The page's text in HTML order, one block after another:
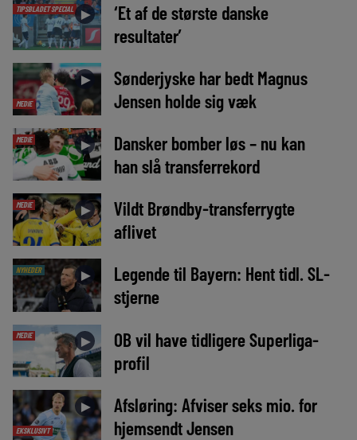
TIPSBLADET SPECIAL ►
‘Et af de største danske
resultater’
MEDIE
►
Sønderjyske har bedt Magnus
Jensen holde sig væk
MEDIE ►
Dansker bomber løs – nu kan
han slå transferrekord
MEDIE ►
Vildt Brøndby-transferrygte
aflivet
NYHEDER ►
Legende til Bayern: Hent tidl. SL-
stjerne
MEDIE ►
OB vil have tidligere Superliga-
profil
EKSKLUSIVT
►
Afsløring: Afviser seks mio. for
hjemsendt Jensen